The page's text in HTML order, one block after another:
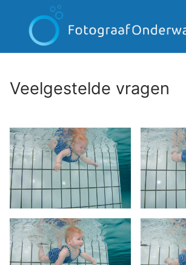
inhoud
Veelgestelde vragen